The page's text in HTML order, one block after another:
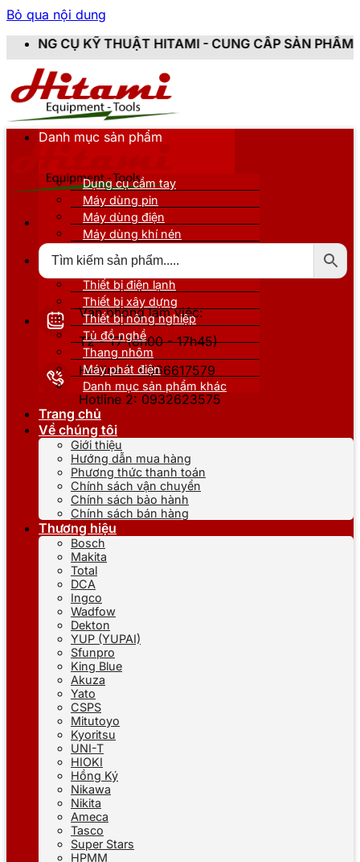
Bỏ qua nội dung
HITAMI - CUNG CẤP SẢN PHẨM CHÍNH HÃNG,
Văn phòng làm việc:
T2 - T7 (8h00 - 17h45)
Hotline 1: 0866617579
Hotline 2: 0932623575
Danh mục sản phẩm
Dụng cụ cầm tay
Máy dùng pin
Máy dùng điện
Máy dùng khí nén
Thiết bị nâng đỡ
Thiết bị điện lạnh
Thiết bị xây dựng
Thiết bị nông nghiệp
Tủ đồ nghề
Thang nhôm
Máy phát điện
Danh mục sản phẩm khác
Trang chủ
Về chúng tôi
Giới thiệu
Hướng dẫn mua hàng
Phương thức thanh toán
Chính sách vận chuyển
Chính sách bảo hành
Chính sách bán hàng
Thương hiệu
Bosch
Makita
Total
DCA
Ingco
Wadfow
Dekton
YUP (YUPAI)
Sfunpro
King Blue
Akuza
Yato
CSPS
Mitutoyo
Kyoritsu
UNI-T
HIOKI
Hồng Ký
Nikawa
Nikita
Ameca
Tasco
Super Stars
HPMM